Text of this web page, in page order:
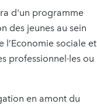
d'un programme
des jeunes au sein
l’Economie sociale et
professionnel·les ou
en amont du